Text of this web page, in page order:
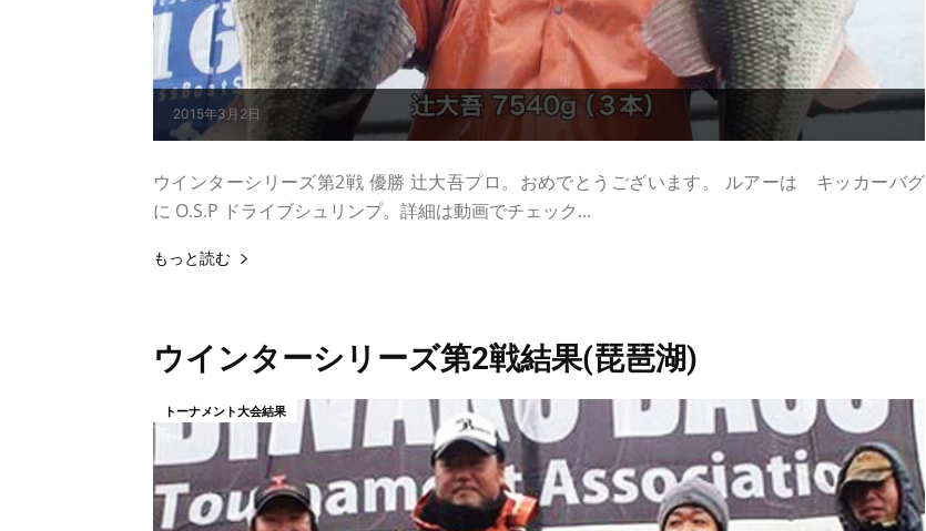
2015年3月2日
ウインターシリーズ第2戦 優勝 辻大吾プロ。おめでとうございます。 ルアーは キッカーバグ
に O.S.P ドライブシュリンプ。詳細は動画でチェック...
もっと読む
ウインターシリーズ第2戦結果(琵琶湖)
トーナメント大会結果